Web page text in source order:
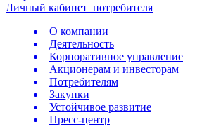
Личный кабинет потребителя
О компании
Деятельность
Корпоративное управление
Акционерам и инвесторам
Потребителям
Закупки
Устойчивое развитие
Пресс-центр